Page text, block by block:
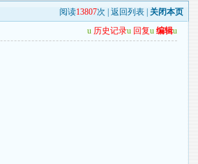
阅读13807次 |返回列表 关闭本页
u 历史记录u 回复u 编辑u